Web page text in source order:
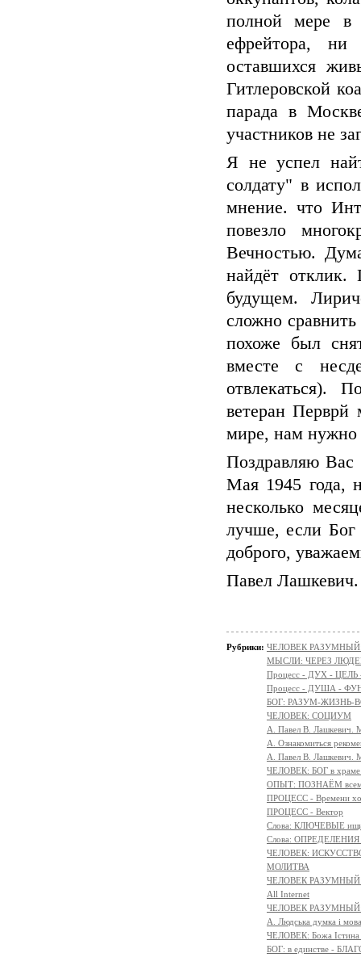
полной мере
ефрейтора, ни
оставшихся
Гитлеровской
парада в
участников не
Я не успел
солдату" в
мнение. что
повезло
Вечностью.
найдёт
будущем.
сложно
похоже был
вместе с
отвлекаться).
ветеран
мире, нам нужно
Поздравляю Вас
Мая 1945 года,
несколько
лучше, если Бог
доброго,
Павел
Рубрики: ЧЕЛОВЕК РАЗУМНЫЙ:
МЫСЛИ: ЧЕРЕЗ
Процесс - ДУХ -
Процесс - ДУША -
БОГ: РАЗУМ-ЖИЗНЬ-
ЧЕЛОВЕК: СОЦИУМ
А. Павел В. Лашкевич.
А. Ознакомиться
А. Павел В. Лашкевич.
ЧЕЛОВЕК: БОГ в
ОПЫТ: ПОЗНАЁМ всем
ПРОЦЕСС - Времени
ПРОЦЕСС - Вектор
Слова: КЛЮЧЕВЫЕ
Слова:
ЧЕЛОВЕК:
МОЛИТВА
ЧЕЛОВЕК РАЗУМНЫЙ:
All Internet
ЧЕЛОВЕК
A. Людська думка і мова
ЧЕЛОВЕК: Божа
БОГ: в единстве -